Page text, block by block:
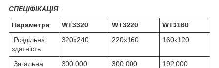
СПЕЦІФІКАЦІЯ:
Параметри WT3320 WT3220
WT3160
Роздільна
здатність
320х240 220х160 160х120
Загальна
300 000 300 000 192 000